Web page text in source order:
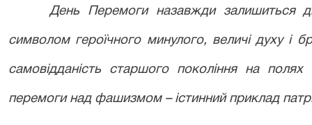
День Перемоги назавжди залишиться
символом героїчного минулого, величі духу і
самовідданість старшого покоління на
перемоги над фашизмом – істинний приклад